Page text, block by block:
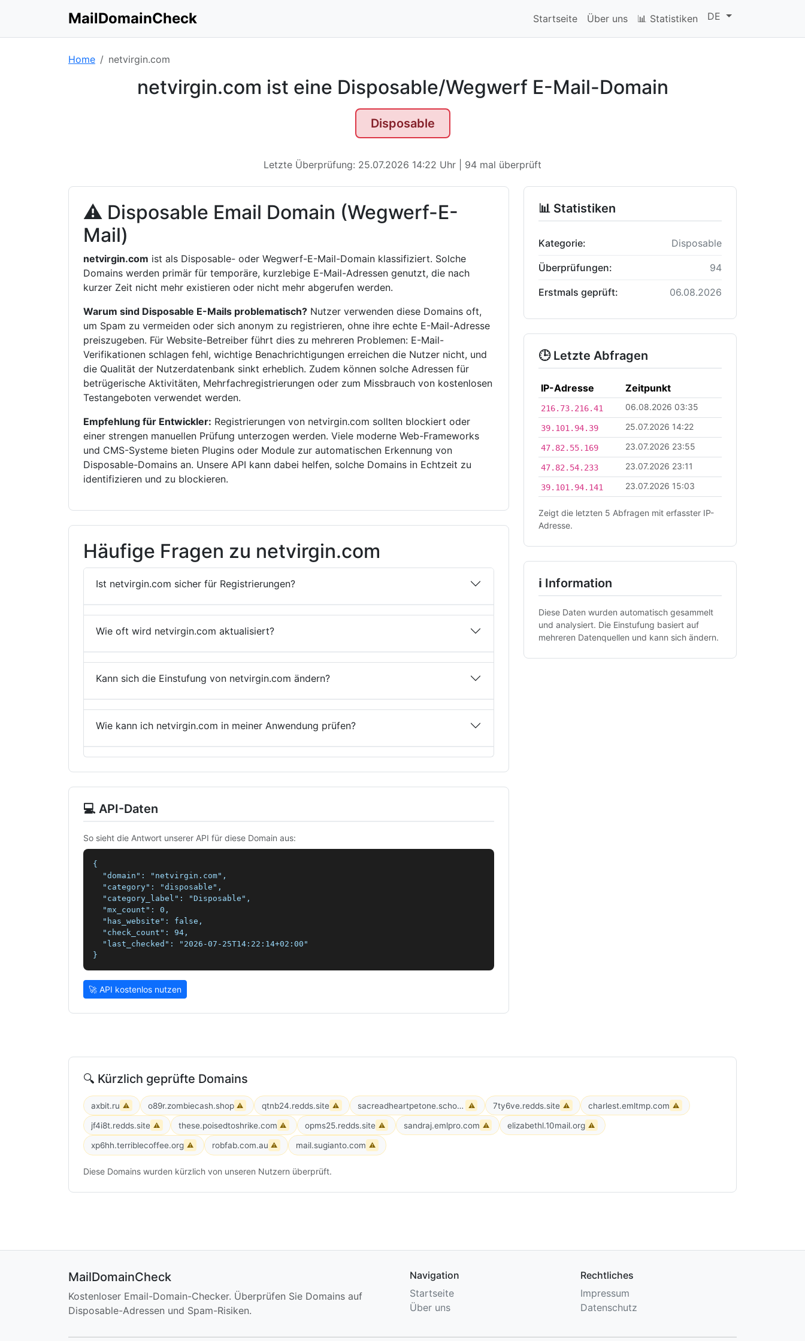
MailDomainCheck Startseite Über uns 📊 Statistiken DE
Home netvirgin.com
netvirgin.com ist eine Disposable/Wegwerf E-Mail-Domain
Disposable
Letzte Überprüfung: 25.07.2026 14:22 Uhr | 94 mal überprüft
⚠ Disposable Email Domain (Wegwerf-E-
Mail)
netvirgin.com ist als Disposable- oder Wegwerf-E-Mail-Domain klassifiziert. Solche
Domains werden primär für temporäre, kurzlebige E-Mail-Adressen genutzt, die nach
kurzer Zeit nicht mehr existieren oder nicht mehr abgerufen werden.
Warum sind Disposable E-Mails problematisch? Nutzer verwenden diese Domains oft,
um Spam zu vermeiden oder sich anonym zu registrieren, ohne ihre echte E-Mail-Adresse
preiszugeben. Für Website-Betreiber führt dies zu mehreren Problemen: E-Mail-
Verifikationen schlagen fehl, wichtige Benachrichtigungen erreichen die Nutzer nicht, und
die Qualität der Nutzerdatenbank sinkt erheblich. Zudem können solche Adressen für
betrügerische Aktivitäten, Mehrfachregistrierungen oder zum Missbrauch von kostenlosen
Testangeboten verwendet werden.
Empfehlung für Entwickler: Registrierungen von netvirgin.com sollten blockiert oder
einer strengen manuellen Prüfung unterzogen werden. Viele moderne Web-Frameworks
und CMS-Systeme bieten Plugins oder Module zur automatischen Erkennung von
Disposable-Domains an. Unsere API kann dabei helfen, solche Domains in Echtzeit zu
identifizieren und zu blockieren.
Häufige Fragen zu netvirgin.com
Ist netvirgin.com sicher für Registrierungen?
Wie oft wird netvirgin.com aktualisiert?
Kann sich die Einstufung von netvirgin.com ändern?
Wie kann ich netvirgin.com in meiner Anwendung prüfen?
💻 API-Daten
So sieht die Antwort unserer API für diese Domain aus:
{
  "domain": "netvirgin.com",
  "category": "disposable",
  "category_label": "Disposable",
  "mx_count": 0,
  "has_website": false,
  "check_count": 94,
  "last_checked": "2026-07-25T14:22:14+02:00"
}
🚀 API kostenlos nutzen
📊 Statistiken
Kategorie: Disposable
Überprüfungen: 94
Erstmals geprüft: 06.08.2026
🕒 Letzte Abfragen
IP-Adresse Zeitpunkt
216.73.216.41 06.08.2026 03:35
39.101.94.39 25.07.2026 14:22
47.82.55.169 23.07.2026 23:55
47.82.54.233 23.07.2026 23:11
39.101.94.141 23.07.2026 15:03
Zeigt die letzten 5 Abfragen mit erfasster IP-
Adresse.
ℹ Information
Diese Daten wurden automatisch gesammelt
und analysiert. Die Einstufung basiert auf
mehreren Datenquellen und kann sich ändern.
🔍 Kürzlich geprüfte Domains
axbit.ru ⚠ o89r.zombiecash.shop ⚠ qtnb24.redds.site ⚠ sacreadheartpetone.school.nz ⚠ 7ty6ve.redds.site ⚠ charlest.emltmp.com ⚠
jf4i8t.redds.site ⚠ these.poisedtoshrike.com ⚠ opms25.redds.site ⚠ sandraj.emlpro.com ⚠ elizabethl.10mail.org ⚠
xp6hh.terriblecoffee.org ⚠ robfab.com.au ⚠ mail.sugianto.com ⚠
Diese Domains wurden kürzlich von unseren Nutzern überprüft.
MailDomainCheck
Kostenloser Email-Domain-Checker. Überprüfen Sie Domains auf
Disposable-Adressen und Spam-Risiken.
Navigation
Startseite
Über uns
Rechtliches
Impressum
Datenschutz